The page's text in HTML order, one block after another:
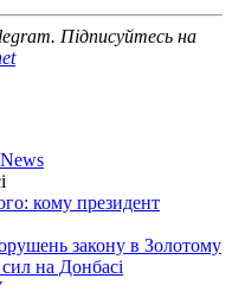
Підписуйтесь на
кому президент
закону в Золотому
на Донбасі